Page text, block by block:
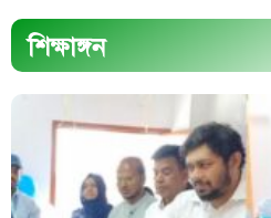
শিক্ষাঙ্গন